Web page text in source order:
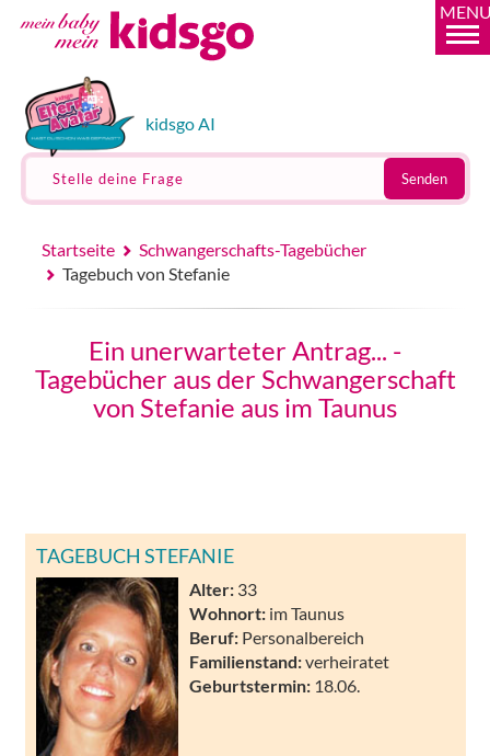
kidsgo AI
Stelle deine Frage Senden
Startseite
Schwangerschafts-Tagebücher
Tagebuch von Stefanie
Ein unerwarteter Antrag... -
Tagebücher aus der Schwangerschaft
von Stefanie aus im Taunus
TAGEBUCH STEFANIE
Alter: 33
Wohnort: im Taunus
Beruf: Personalbereich
Familienstand:verheiratet
Geburtstermin: 18.06.